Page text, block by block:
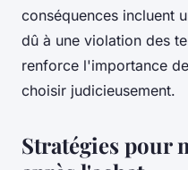
conséquences incluent
dû à une violation des
renforce l'importance
choisir judicieusement.
Stratégies pour